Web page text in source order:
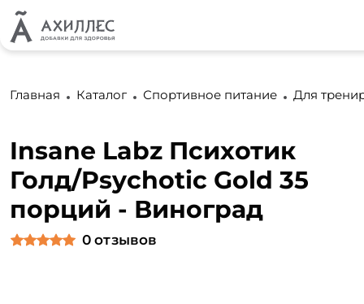
Главная Каталог Спортивное питание Для
Insane Labz Психотик
Голд/Psychotic Gold 35
порций - Виноград
0 отзывов